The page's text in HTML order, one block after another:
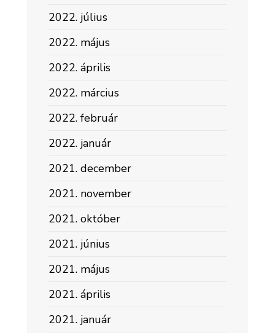
2022. július
2022. május
2022. április
2022. március
2022. február
2022. január
2021. december
2021. november
2021. október
2021. június
2021. május
2021. április
2021. január